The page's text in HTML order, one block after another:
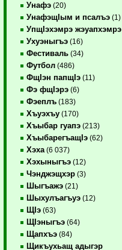
Унафэ (20)
УнафэщIым и псалъэ (1)
УпщIэхэмрэ жэуапхэмрэ
Ухуэныгъэ (16)
Фестиваль (34)
Футбол (486)
ФщIэн папщIэ (11)
Фэ фщIэрэ (6)
Фэеплъ (183)
Хъуэхъу (170)
Хъыбар гуапэ (213)
ХъыбарегъащIэ (62)
Хэха (6 037)
Хэхыныгъэ (12)
Чэнджэщхэр (3)
Шыгъажэ (21)
Шыхулъагъуэ (12)
ЩIэ (63)
ЩIэныгъэ (64)
Щапхъэ (84)
Щикъухьащ адыгэр